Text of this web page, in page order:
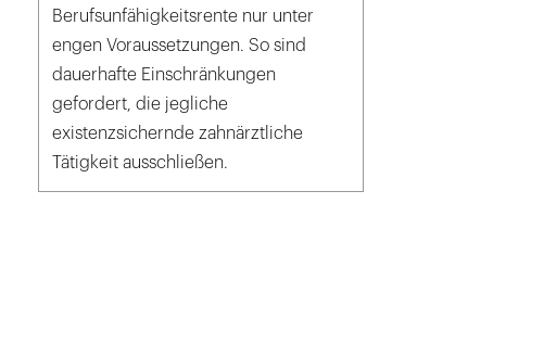
Berufsunfähigkeitsrente nur unter
engen Voraussetzungen. So sind
dauerhafte Einschränkungen
gefordert, die jegliche
existenzsichernde zahnärztliche
Tätigkeit ausschließen.